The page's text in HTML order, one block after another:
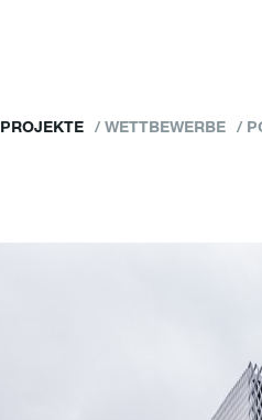
PROJEKTE WETTBEWERBE